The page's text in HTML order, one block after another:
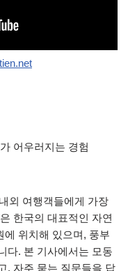
어우러지는 경험
외 여행객들에게 가장
한국의 대표적인 자연
에 위치해 있으며, 풍부
다. 본 기사에서는 모동
, 자주 묻는 질문들을 답